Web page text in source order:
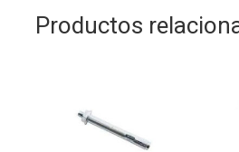
Productos